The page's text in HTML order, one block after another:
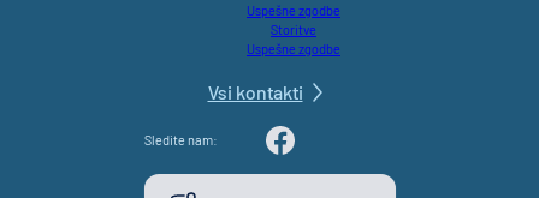
Uspešne zgodbe
Storitve
Uspešne zgodbe
Vsi kontakti
Sledite nam:
LinkedIn
YouTube